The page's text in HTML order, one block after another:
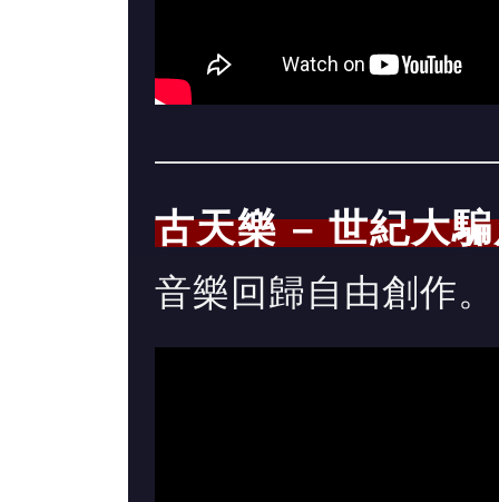
古天樂 – 世紀大
音樂回歸自由創作。